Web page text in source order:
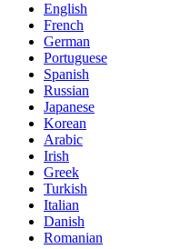
English
French
German
Portuguese
Spanish
Russian
Japanese
Korean
Arabic
Irish
Greek
Turkish
Italian
Danish
Romanian